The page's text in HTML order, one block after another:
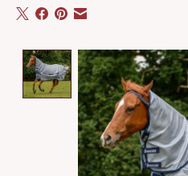
Product image